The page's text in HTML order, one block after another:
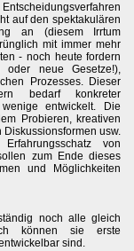
auf den spektakulären
an (diesem Irrtum
mit immer mehr
- noch heute fordern
oder neue Gesetze!),
Prozesses. Dieser
bedarf konkreter
entwickelt. Die
Probieren, kreativen
usw.
von
zum Ende dieses
und Möglichkeiten
noch alle gleich
können sie erste
sind.